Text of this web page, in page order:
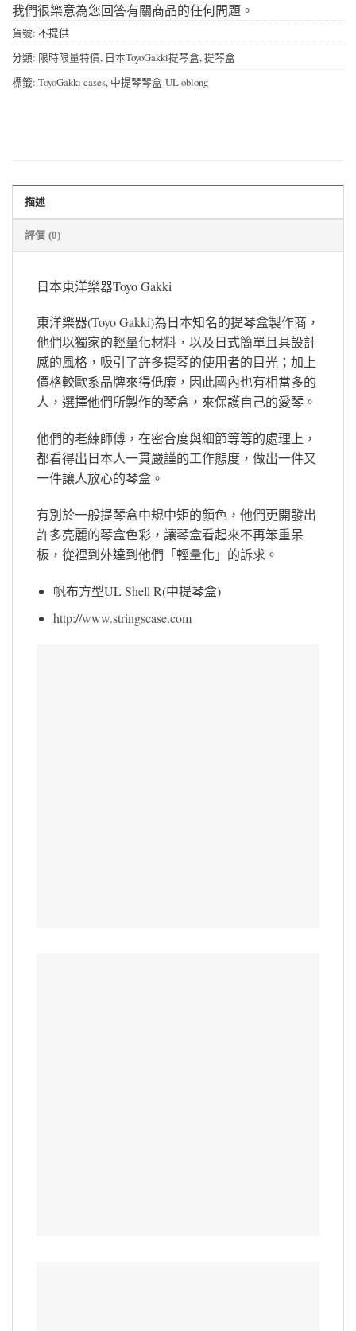
我們很樂意為您回答有關商品的任何問題。
貨號: 不提供
分類: 限時限量特價, 日本ToyoGakki提琴盒,提琴盒
標籤: ToyoGakki cases, 中提琴琴盒-UL oblong
描述
評價 (0)
日本東洋樂器Toyo Gakki
東洋樂器(Toyo Gakki)為日本知名的提琴盒製作商，
他們以獨家的輕量化材料，以及日式簡單且具設計
感的風格，吸引了許多提琴的使用者的目光；加上
價格較歐系品牌來得低廉，因此國內也有相當多的
人，選擇他們所製作的琴盒，來保護自己的愛琴。
他們的老練師傅，在密合度與細節等等的處理上，
都看得出日本人一貫嚴謹的工作態度，做出一件又
一件讓人放心的琴盒。
有別於一般提琴盒中規中矩的顏色，他們更開發出
許多亮麗的琴盒色彩，讓琴盒看起來不再笨重呆
板，從裡到外達到他們「輕量化」的訴求。
帆布方型UL Shell R(中提琴盒)
http://www.stringscase.com